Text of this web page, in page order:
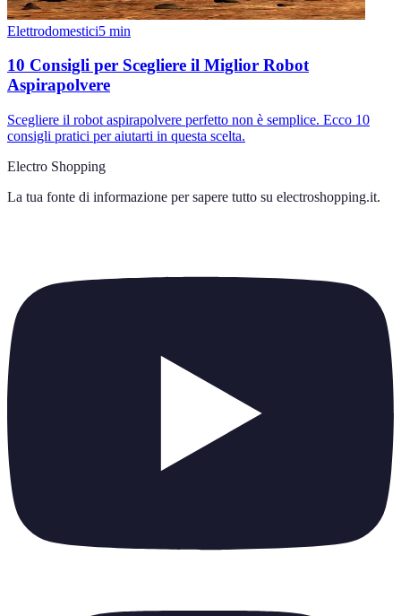
Elettrodomestici5 min
10 Consigli per Scegliere il Miglior Robot
Aspirapolvere
Scegliere il robot aspirapolvere perfetto non è semplice. Ecco 10
consigli pratici per aiutarti in questa scelta.
Electro Shopping
La tua fonte di informazione per sapere tutto su electroshopping.it.